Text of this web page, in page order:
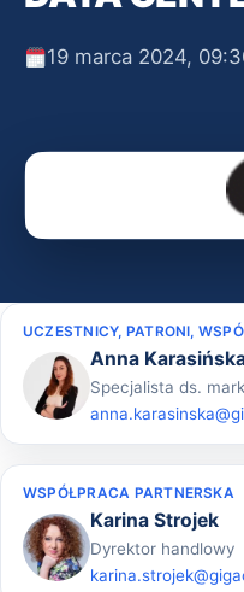
19 marca 2024,
UCZESTNICY, PATRONI,
Anna
Specjalista ds.
WSPÓŁPRACA PARTNERSKA
Karina Strojek
Dyrektor handlowy